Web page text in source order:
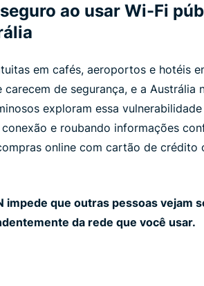
ao usar Wi-Fi
em cafés, aeroportos e hotéis
carecem de segurança, e a Austrália
exploram essa vulnerabilidade
e roubando informações
online com cartão de crédito
impede que outras pessoas vejam
da rede que você usar.